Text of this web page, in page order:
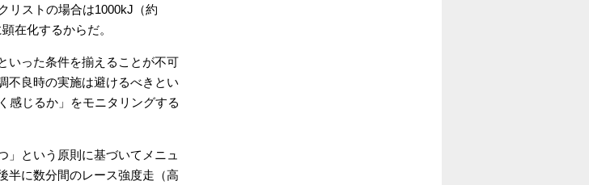
リストの場合は1000kJ（約
在化するからだ。
いった条件を揃えることが不可
不良時の実施は避けるべきとい
感じるか」をモニタリングする
」という原則に基づいてメニュ
半に数分間のレース強度走（高